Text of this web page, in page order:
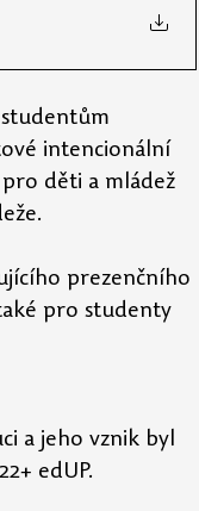
intencionální
děti a mládež
prezenčního
pro studenty
a jeho vznik byl
edUP.